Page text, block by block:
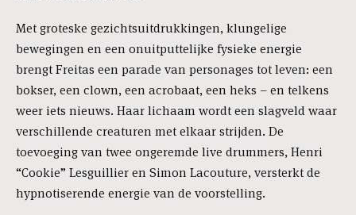
Met groteske gezichtsuitdrukkingen, klungelige
bewegingen en een onuitputtelijke fysieke energie
brengt Freitas een parade van personages tot leven: een
bokser, een clown, een acrobaat, een heks – en telkens
weer iets nieuws. Haar lichaam wordt een slagveld waar
verschillende creaturen met elkaar strijden. De
toevoeging van twee ongeremde live drummers, Henri
“Cookie” Lesguillier en Simon Lacouture, versterkt de
hypnotiserende energie van de voorstelling.